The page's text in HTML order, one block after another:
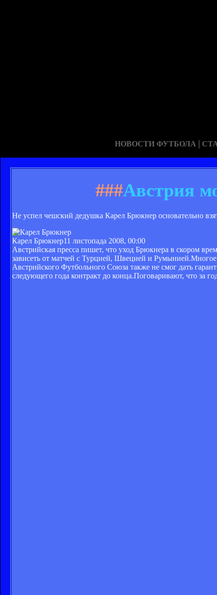
НОВОСТИ ФУТБОЛА |
###Австрия
Не успел чешский дедушка Карел Брюкнер основательно
Карел Брюкнер11 листопада 2008, 00:00
Австрийская пресса пишет, что уход Брюкнера в скором
зависеть от матчей с Турцией, Швецией и Румынией.Многое
Австрийского Футбольного Союза также не смог дать
следующего года контракт до конца.Поговаривают, что за